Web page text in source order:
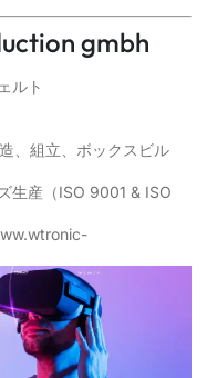
gmbh
ルト
、組立、ボックスビル
生産（ISO 9001 & ISO